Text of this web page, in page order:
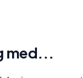
med...